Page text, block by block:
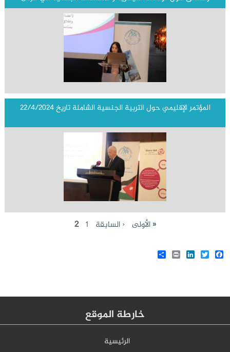
المؤتمر الإقليمي حول التربية الجنسية الشاملة تاريخ 22/4/2024
« الأولى ‹ السابقة 1
2
Facebook
Twitter
LinkedIn
Print
خارطة الموقع
الرئيسية